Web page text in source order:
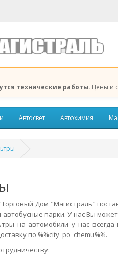
технические работы. Цены и
Автосвет Автохимия
Дом "Магистраль"
автобусные парки. У нас Вы
на автомобили у нас
по %%city_po_chemu%%.